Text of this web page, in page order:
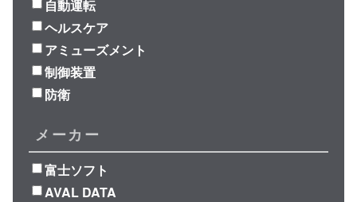
自動運転
ヘルスケア
アミューズメント
制御装置
防衛
メーカー
富士ソフト
AVAL DATA